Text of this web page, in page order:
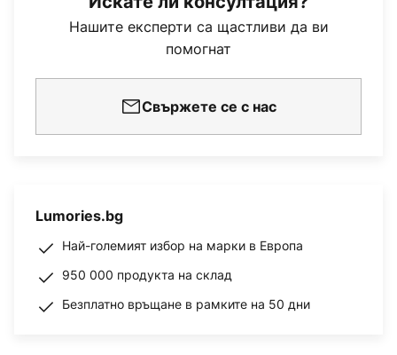
Нашите експерти са щастливи да ви
помогнат
Свържете се с нас
Lumories.bg
Най-големият избор на марки в Европа
950 000 продукта на склад
Безплатно връщане в рамките на 50 дни